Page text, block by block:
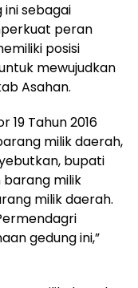
ini sebagai
peran
posisi
mewujudkan
Asahan.
19 Tahun 2016
milik daerah,
bupati
milik
milik daerah.
gedung ini,”